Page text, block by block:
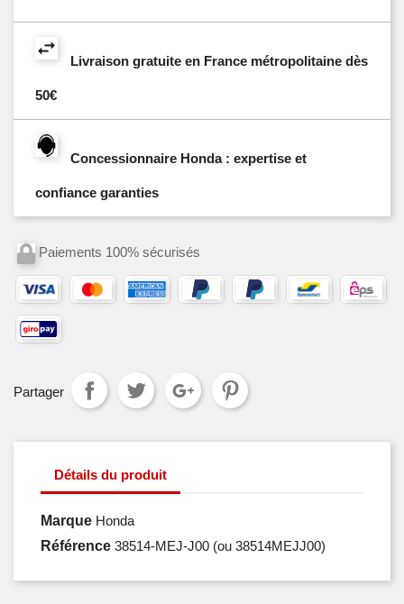
Livraison gratuite en France métropolitaine dès
50€
Concessionnaire Honda : expertise et
confiance garanties
Paiements 100% sécurisés
Partager
Détails du produit
Marque Honda
Référence 38514-MEJ-J00 (ou 38514MEJJ00)